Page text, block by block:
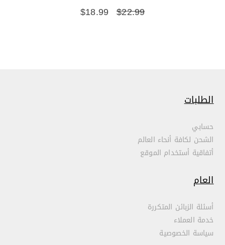
$22.99
$18.99
الطلبات
حسابي
الشحن لكافة أنحاء العالم
أتفاقية أستخدام الموقع
العام
أسئلة الزبائن المتكررة
خدمة العملاء
سياسة الخصوصية